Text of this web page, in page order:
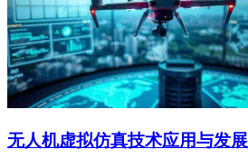
无人机虚拟仿真技术应用与发